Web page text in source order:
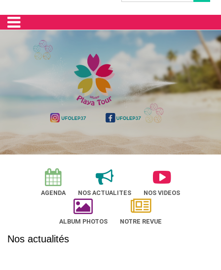
AGENDA NOS ACTUALITES NOS VIDEOS
ALBUM PHOTOS NOTRE REVUE
Nos actualités